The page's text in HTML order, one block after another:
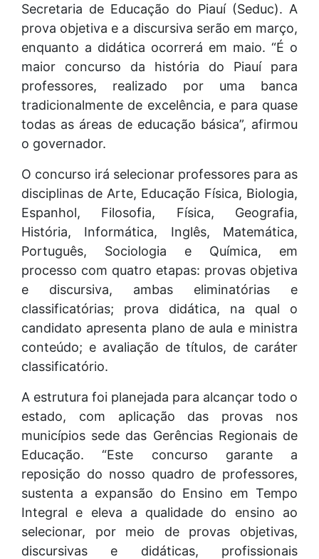
Secretaria de Educação do Piauí (Seduc). A
prova objetiva e a discursiva serão em março,
enquanto a didática ocorrerá em maio. “É o
maior concurso da história do Piauí para
professores, realizado por uma banca
tradicionalmente de excelência, e para quase
todas as áreas de educação básica”, afirmou
o governador.
O concurso irá selecionar professores para as
disciplinas de Arte, Educação Física, Biologia,
Espanhol, Filosofia, Física, Geografia,
História, Informática, Inglês, Matemática,
Português, Sociologia e Química, em
processo com quatro etapas: provas objetiva
e discursiva, ambas eliminatórias e
classificatórias; prova didática, na qual o
candidato apresenta plano de aula e ministra
conteúdo; e avaliação de títulos, de caráter
classificatório.
A estrutura foi planejada para alcançar todo o
estado, com aplicação das provas nos
municípios sede das Gerências Regionais de
Educação. “Este concurso garante a
reposição do nosso quadro de professores,
sustenta a expansão do Ensino em Tempo
Integral e eleva a qualidade do ensino ao
selecionar, por meio de provas objetivas,
discursivas e didáticas, profissionais